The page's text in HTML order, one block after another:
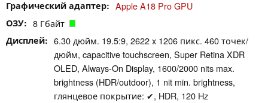
Графический адаптер Apple A18 Pro GPU
ОЗУ 8 Гбайт
Дисплей
6.30 дюйм. 19.5:9, 2622 x 1206 пикс. 460 точек/
дюйм, capacitive touchscreen, Super Retina XDR
OLED, Always‑On Dis­play, 1600/2000 nits max.
brightness (HDR/outdoor), 1 nit min. brightness,
глянцевое покрытие: ✔, HDR, 120 Hz